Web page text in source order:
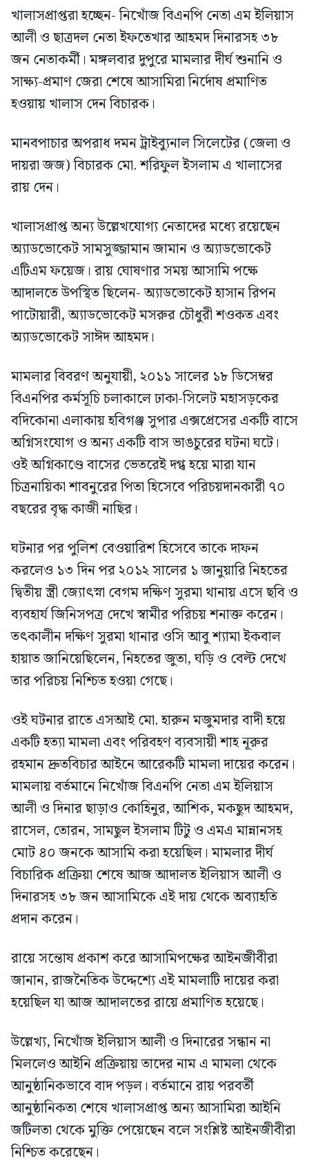
খালাসপ্রাপ্তরা হচ্ছেন- নিখোঁজ বিএনপি নেতা এম ইলিয়াস
আলী ও ছাত্রদল নেতা ইফতেখার আহমদ দিনারসহ ৩৮
জন নেতাকর্মী। মঙ্গলবার দুপুরে মামলার দীর্ঘ শুনানি ও
সাক্ষ্য-প্রমাণ জেরা শেষে আসামিরা নির্দোষ প্রমাণিত
হওয়ায় খালাস দেন বিচারক।
মানবপাচার অপরাধ দমন ট্রাইব্যুনাল সিলেটের (জেলা ও
দায়রা জজ) বিচারক মো. শরিফুল ইসলাম এ খালাসের
রায় দেন।
খালাসপ্রাপ্ত অন্য উল্লেখযোগ্য নেতাদের মধ্যে রয়েছেন
অ্যাডভোকেট সামসুজ্জামান জামান ও অ্যাডভোকেট
এটিএম ফয়েজ। রায় ঘোষণার সময় আসামি পক্ষে
আদালতে উপস্থিত ছিলেন- অ্যাডভোকেট হাসান রিপন
পাটোয়ারী, অ্যাডভোকেট মসরুর চৌধুরী শওকত এবং
অ্যাডভোকেট সাঈদ আহমদ।
মামলার বিবরণ অনুযায়ী, ২০১১ সালের ১৮ ডিসেম্বর
বিএনপির কর্মসূচি চলাকালে ঢাকা-সিলেট মহাসড়কের
বদিকোনা এলাকায় হবিগঞ্জ সুপার এক্সপ্রেসের একটি বাসে
অগ্নিসংযোগ ও অন্য একটি বাস ভাঙচুরের ঘটনা ঘটে।
ওই অগ্নিকাণ্ডে বাসের ভেতরেই দগ্ধ হয়ে মারা যান
চিত্রনায়িকা শাবনুরের পিতা হিসেবে পরিচয়দানকারী ৭০
বছরের বৃদ্ধ কাজী নাছির।
ঘটনার পর পুলিশ বেওয়ারিশ হিসেবে তাকে দাফন
করলেও ১৩ দিন পর ২০১২ সালের ১ জানুয়ারি নিহতের
দ্বিতীয় স্ত্রী জ্যোৎস্না বেগম দক্ষিণ সুরমা থানায় এসে ছবি ও
ব্যবহার্য জিনিসপত্র দেখে স্বামীর পরিচয় শনাক্ত করেন।
তৎকালীন দক্ষিণ সুরমা থানার ওসি আবু শ্যামা ইকবাল
হায়াত জানিয়েছিলেন, নিহতের জুতা, ঘড়ি ও বেল্ট দেখে
তার পরিচয় নিশ্চিত হওয়া গেছে।
ওই ঘটনার রাতে এসআই মো. হারুন মজুমদার বাদী হয়ে
একটি হত্যা মামলা এবং পরিবহণ ব্যবসায়ী শাহ নূরুর
রহমান দ্রুতবিচার আইনে আরেকটি মামলা দায়ের করেন।
মামলায় বর্তমানে নিখোঁজ বিএনপি নেতা এম ইলিয়াস
আলী ও দিনার ছাড়াও কোহিনুর, আশিক, মকছুদ আহমদ,
রাসেল, তোরন, সামছুল ইসলাম টিটু ও এমএ মান্নানসহ
মোট ৪০ জনকে আসামি করা হয়েছিল। মামলার দীর্ঘ
বিচারিক প্রক্রিয়া শেষে আজ আদালত ইলিয়াস আলী ও
দিনারসহ ৩৮ জন আসামিকে এই দায় থেকে অব্যাহতি
প্রদান করেন।
রায়ে সন্তোষ প্রকাশ করে আসামিপক্ষের আইনজীবীরা
জানান, রাজনৈতিক উদ্দেশ্যে এই মামলাটি দায়ের করা
হয়েছিল যা আজ আদালতের রায়ে প্রমাণিত হয়েছে।
উল্লেখ্য, নিখোঁজ ইলিয়াস আলী ও দিনারের সন্ধান না
মিললেও আইনি প্রক্রিয়ায় তাদের নাম এ মামলা থেকে
আনুষ্ঠানিকভাবে বাদ পড়ল। বর্তমানে রায় পরবর্তী
আনুষ্ঠানিকতা শেষে খালাসপ্রাপ্ত অন্য আসামিরা আইনি
জটিলতা থেকে মুক্তি পেয়েছেন বলে সংশ্লিষ্ট আইনজীবীরা
নিশ্চিত করেছেন।